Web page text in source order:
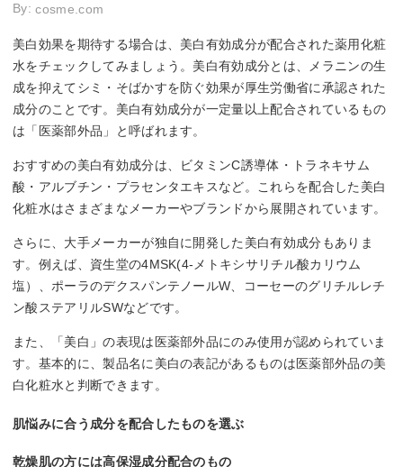
By:cosme.com
美白効果を期待する場合は、美白有効成分が配合された薬用化粧
水をチェックしてみましょう。美白有効成分とは、メラニンの生
成を抑えてシミ・そばかすを防ぐ効果が厚生労働省に承認された
成分のことです。美白有効成分が一定量以上配合されているもの
は「医薬部外品」と呼ばれます。
おすすめの美白有効成分は、ビタミンC誘導体・トラネキサム
酸・アルブチン・プラセンタエキスなど。これらを配合した美白
化粧水はさまざまなメーカーやブランドから展開されています。
さらに、大手メーカーが独自に開発した美白有効成分もありま
す。例えば、資生堂の4MSK(4-メトキシサリチル酸カリウム
塩）、ポーラのデクスパンテノールW、コーセーのグリチルレチ
ン酸ステアリルSWなどです。
また、「美白」の表現は医薬部外品にのみ使用が認められていま
す。基本的に、製品名に美白の表記があるものは医薬部外品の美
白化粧水と判断できます。
肌悩みに合う成分を配合したものを選ぶ
乾燥肌の方には高保湿成分配合のもの